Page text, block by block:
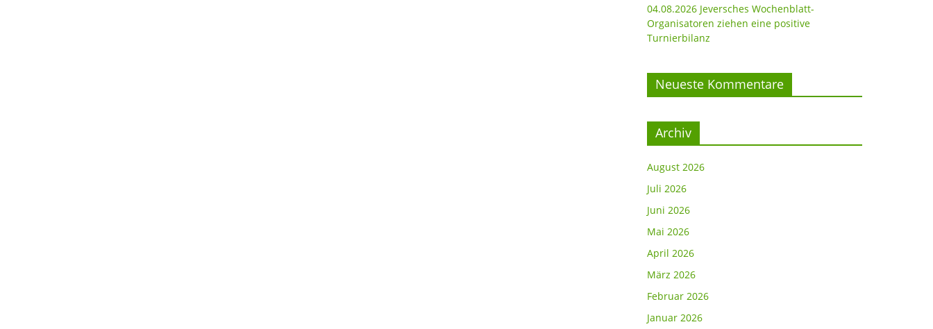
04.08.2026 Jeversches Wochenblatt-
Organisatoren ziehen eine positive
Turnierbilanz
Neueste Kommentare
Archiv
August 2026
Juli 2026
Juni 2026
Mai 2026
April 2026
März 2026
Februar 2026
Januar 2026